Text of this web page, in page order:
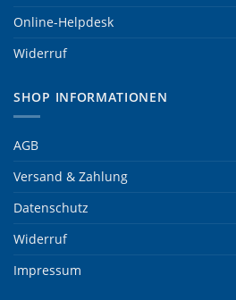
Online-Helpdesk
Widerruf
SHOP INFORMATIONEN
AGB
Versand & Zahlung
Datenschutz
Widerruf
Impressum